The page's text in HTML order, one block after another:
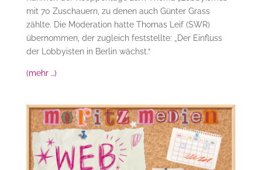
mit 70 Zuschauern, zu denen auch Günter Grass
zählte. Die Moderation hatte Thomas Leif (SWR)
übernommen, der zugleich feststellte: „Der Einfluss
der Lobbyisten in Berlin wächst.“
(mehr …)